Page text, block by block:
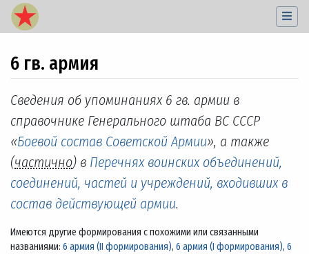
6 гв. армия
Перейти к:навигация,поиск
Сведения об упоминаниях 6 гв. армии в
справочнике Генерального штаба ВС СССР
«Боевой состав Советской Армии», а также
(частично) в Перечнях воинских объединений,
соединений, частей и учреждений, входивших в
состав действующей армии.
Имеются другие формирования с похожими или связанными
названиями: 6 армия (II формирования), 6 армия (I формирования), 6